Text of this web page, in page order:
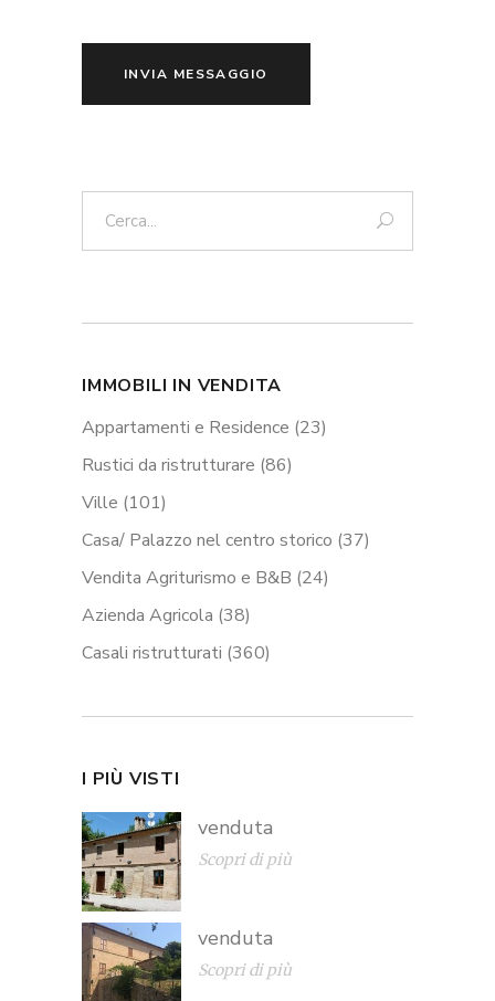
INVIA MESSAGGIO
IMMOBILI IN VENDITA
Appartamenti e Residence (23)
Rustici da ristrutturare (86)
Ville (101)
Casa/ Palazzo nel centro storico (37)
Vendita Agriturismo e B&B (24)
Azienda Agricola (38)
Casali ristrutturati (360)
I PIÙ VISTI
venduta
Scopri di più
venduta
Scopri di più